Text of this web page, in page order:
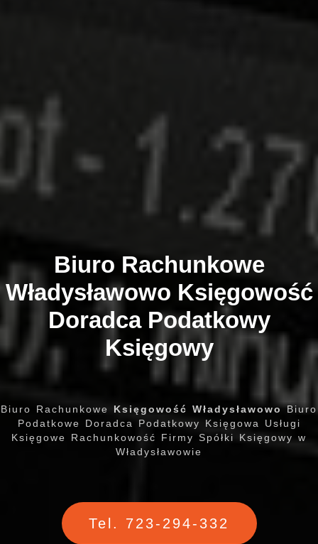
Biuro Rachunkowe
Władysławowo Księgowość
Doradca Podatkowy
Księgowy
Biuro Rachunkowe Księgowość Władysławowo Biuro
Podatkowe Doradca Podatkowy Księgowa Usługi
Księgowe Rachunkowość Firmy Spółki Księgowy w
Władysławowie
Tel. 723-294-332